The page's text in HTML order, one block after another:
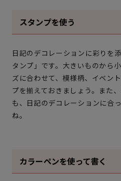
スタンプを使う
日記のデコレーションに彩りを
タンプ」です。大きいものから
ズに合わせて、模様柄、イベン
プを揃えておきましょう。また
も、日記のデコレーションに合
ね。
カラーペンを使って書く